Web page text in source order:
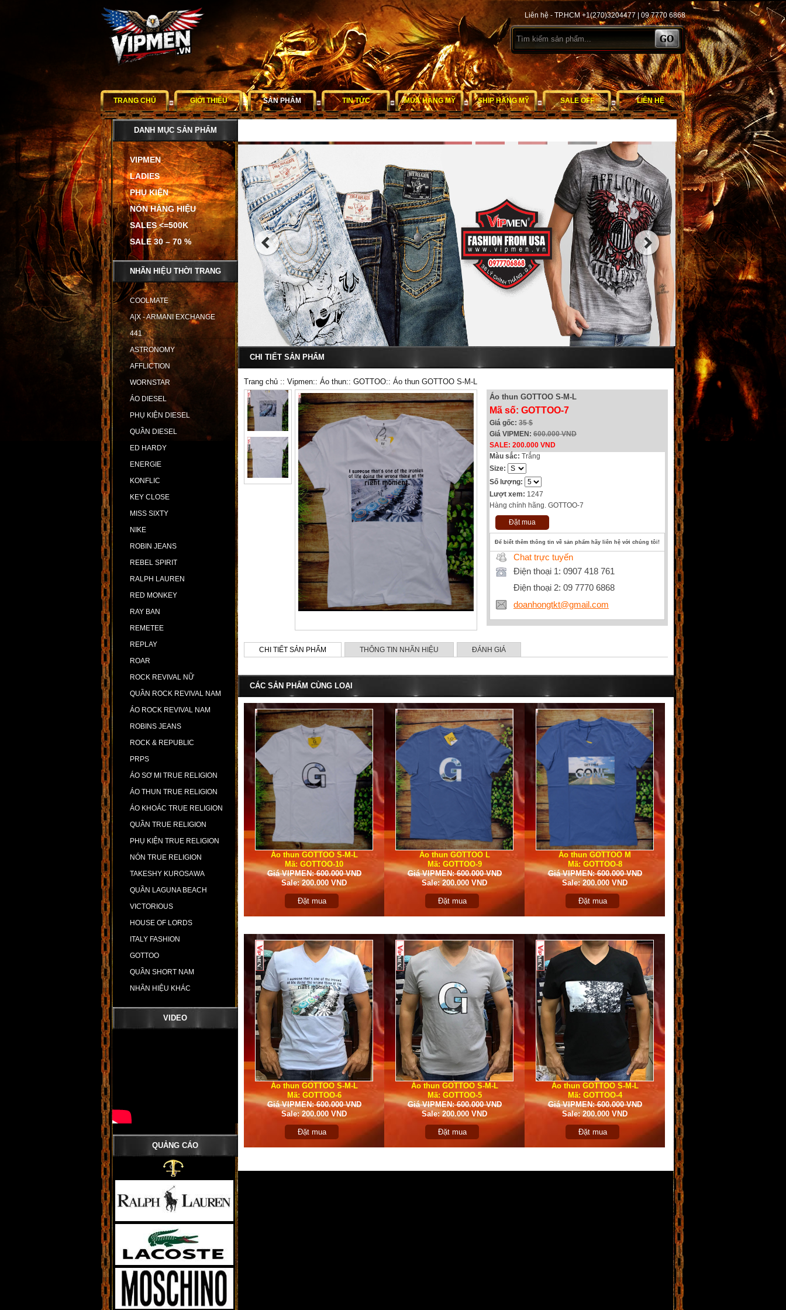
Liên hệ - TP.HCM +1(270)3204477 | 09 7770 6868
TRANG CHỦ GIỚI THIỆU SẢN PHẨM TIN TỨC MUA HÀNG MỸ SHIP HÀNG MỸ SALE OFF LIÊN HỆ
DANH MỤC SẢN PHẨM
VIPMEN
LADIES
PHỤ KIỆN
NÓN HÀNG HIỆU
SALES <=500K
SALE 30 – 70 %
NHÃN HIỆU THỜI TRANG
COOLMATE
A|X - ARMANI EXCHANGE
441
ASTRONOMY
AFFLICTION
WORNSTAR
ÁO DIESEL
PHỤ KIỆN DIESEL
QUẦN DIESEL
ED HARDY
ENERGIE
KONFLIC
KEY CLOSE
MISS SIXTY
NIKE
ROBIN JEANS
REBEL SPIRIT
RALPH LAUREN
RED MONKEY
RAY BAN
REMETEE
REPLAY
ROAR
ROCK REVIVAL NỮ
QUẦN ROCK REVIVAL NAM
ÁO ROCK REVIVAL NAM
ROBINS JEANS
ROCK & REPUBLIC
PRPS
ÁO SƠ MI TRUE RELIGION
ÁO THUN TRUE RELIGION
ÁO KHOÁC TRUE RELIGION
QUẦN TRUE RELIGION
PHỤ KIỆN TRUE RELIGION
NÓN TRUE RELIGION
TAKESHY KUROSAWA
QUẦN LAGUNA BEACH
VICTORIOUS
HOUSE OF LORDS
ITALY FASHION
GOTTOO
QUẦN SHORT NAM
NHÃN HIỆU KHÁC
VIDEO
QUẢNG CÁO
CHI TIẾT SẢN PHẨM
Trang chủ :: Vipmen:: Áo thun:: GOTTOO:: Áo thun GOTTOO S-M-L
Áo thun GOTTOO S-M-L
Mã số: GOTTOO-7
Giá gốc: 35 $
Giá VIPMEN: 600.000 VND
SALE: 200.000 VND
Màu sắc: Trắng
Size:
Số lượng:
Lượt xem: 1247
Hàng chính hãng. GOTTOO-7
Đặt mua
Để biết thêm thông tin về sản phẩm hãy liên hệ với chúng tôi!
Chat trực tuyến
Điện thoại 1: 0907 418 761
Điện thoại 2: 09 7770 6868
doanhongtkt@gmail.com
CHI TIẾT SẢN PHẨM THÔNG TIN NHÃN HIỆU ĐÁNH GIÁ
CÁC SẢN PHẨM CÙNG LOẠI
Áo thun GOTTOO S-M-L
Mã: GOTTOO-10
Giá VIPMEN: 600.000 VND
Sale: 200.000 VND
Đặt mua
Áo thun GOTTOO L
Mã: GOTTOO-9
Giá VIPMEN: 600.000 VND
Sale: 200.000 VND
Đặt mua
Áo thun GOTTOO M
Mã: GOTTOO-8
Giá VIPMEN: 600.000 VND
Sale: 200.000 VND
Đặt mua
Áo thun GOTTOO S-M-L
Mã: GOTTOO-6
Giá VIPMEN: 600.000 VND
Sale: 200.000 VND
Đặt mua
Áo thun GOTTOO S-M-L
Mã: GOTTOO-5
Giá VIPMEN: 600.000 VND
Sale: 200.000 VND
Đặt mua
Áo thun GOTTOO S-M-L
Mã: GOTTOO-4
Giá VIPMEN: 600.000 VND
Sale: 200.000 VND
Đặt mua